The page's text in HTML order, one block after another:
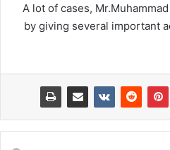
A lot of cases,
by giving several important